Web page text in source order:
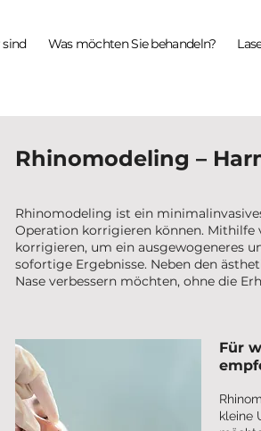
Was möchten Sie behandeln?
Rhinomodeling –
Rhinomodeling ist ein
Operation korrigieren können. Mithilfe
korrigieren, um ein ausgewogeneres
sofortige Ergebnisse. Neben den
Nase verbessern möchten, ohne die
Für
kleine